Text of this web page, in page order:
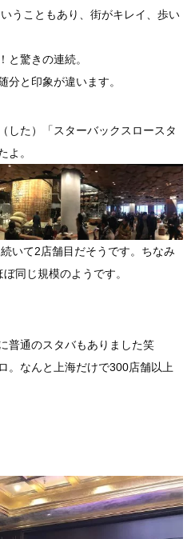
うこともあり、街がキレイ、歩い
と驚きの連続。
分と印象が違います。
した）「スターバックスロースタ
よ。
いて2店舗目だそうです。ちなみ
同じ規模のようです。
普通のスタバもありました笑
。なんと上海だけで300店舗以上